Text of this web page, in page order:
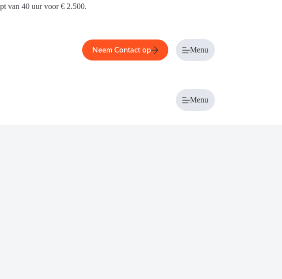
van 40 uur voor € 2.500.
Neem Contact op Menu
Menu